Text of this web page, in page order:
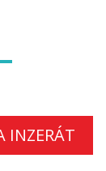
INZERÁT